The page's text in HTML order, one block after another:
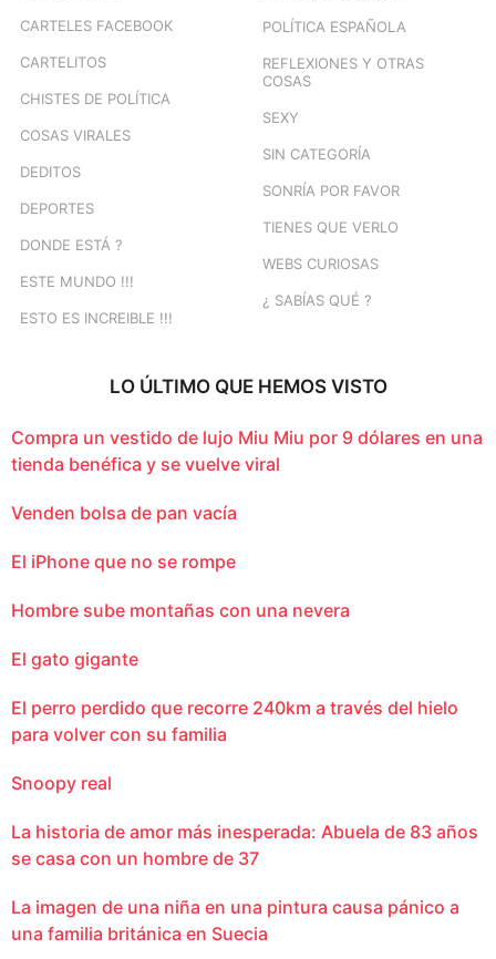
CARTELES FACEBOOK
CARTELITOS
CHISTES DE POLÍTICA
COSAS VIRALES
DEDITOS
DEPORTES
DONDE ESTÁ ?
ESTE MUNDO !!!
ESTO ES INCREIBLE !!!
POLÍTICA ESPAÑOLA
REFLEXIONES Y OTRAS
COSAS
SEXY
SIN CATEGORÍA
SONRÍA POR FAVOR
TIENES QUE VERLO
WEBS CURIOSAS
¿ SABÍAS QUÉ ?
LO ÚLTIMO QUE HEMOS VISTO
Compra un vestido de lujo Miu Miu por 9 dólares en una
tienda benéfica y se vuelve viral
Venden bolsa de pan vacía
El iPhone que no se rompe
Hombre sube montañas con una nevera
El gato gigante
El perro perdido que recorre 240km a través del hielo
para volver con su familia
Snoopy real
La historia de amor más inesperada: Abuela de 83 años
se casa con un hombre de 37
La imagen de una niña en una pintura causa pánico a
una familia británica en Suecia